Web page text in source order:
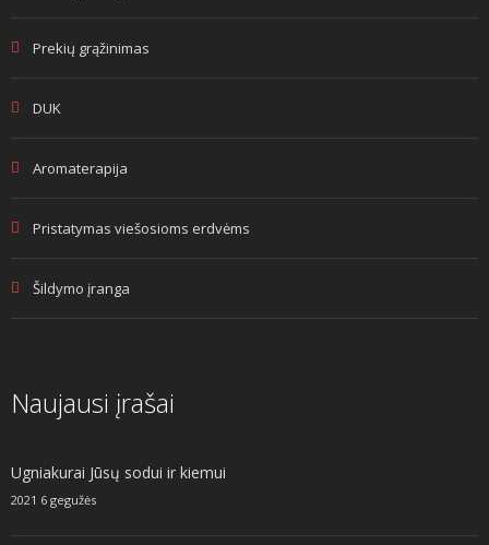
Prekių grąžinimas
DUK
Aromaterapija
Pristatymas viešosioms erdvėms
Šildymo įranga
Naujausi įrašai
Ugniakurai Jūsų sodui ir kiemui
2021 6 gegužės